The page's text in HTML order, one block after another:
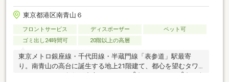
東京都港区南青山６
フロントサービス ディスポーザー
ペット可
ゴミ出し24時間可
20階以上の高層
東京メトロ銀座線・千代田線・半蔵門線「表参道」駅最寄
り。南青山の高台に誕生する地上21階建て、都心を望むタワ
2 2